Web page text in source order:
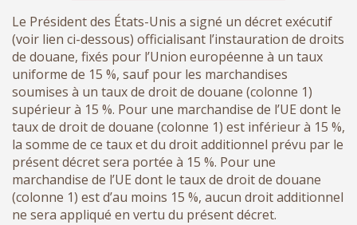
Le Président des États-Unis a signé un décret exécutif
(voir lien ci-dessous) officialisant l’instauration de droits
de douane, fixés pour l’Union européenne à un taux
uniforme de 15 %, sauf pour les marchandises
soumises à un taux de droit de douane (colonne 1)
supérieur à 15 %. Pour une marchandise de l’UE dont le
taux de droit de douane (colonne 1) est inférieur à 15 %,
la somme de ce taux et du droit additionnel prévu par le
présent décret sera portée à 15 %. Pour une
marchandise de l’UE dont le taux de droit de douane
(colonne 1) est d’au moins 15 %, aucun droit additionnel
ne sera appliqué en vertu du présent décret.